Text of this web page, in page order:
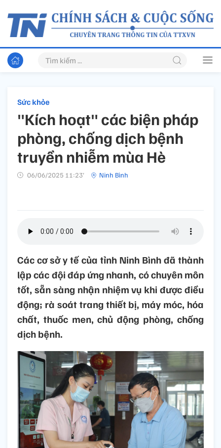
Sức khỏe
"Kích hoạt" các biện pháp
phòng, chống dịch bệnh
truyền nhiễm mùa Hè
06/06/2025 11:23’ Ninh Bình
Các cơ sở y tế của tỉnh Ninh Bình đã thành
lập các đội đáp ứng nhanh, có chuyên môn
tốt, sẵn sàng nhận nhiệm vụ khi được điều
động; rà soát trang thiết bị, máy móc, hóa
chất, thuốc men, chủ động phòng, chống
dịch bệnh.